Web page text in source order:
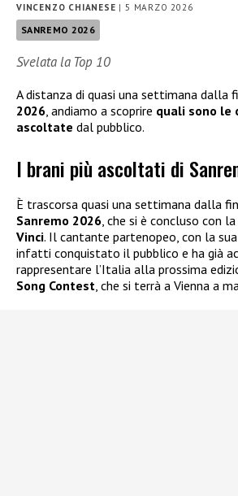
VINCENZO CHIANESE | 5 MARZO 2026
SANREMO 2026
Svelata la Top 10
A distanza di quasi una settimana dalla
2026, andiamo a scoprire quali sono le
ascoltate dal pubblico.
I brani più ascoltati di
È trascorsa quasi una settimana dalla
Sanremo 2026 , che si è concluso con
Vinci. Il cantante partenopeo, con la sua
infatti conquistato il pubblico e ha già
rappresentare l’Italia alla prossima
Song Contest , che si terrà a Vienna a